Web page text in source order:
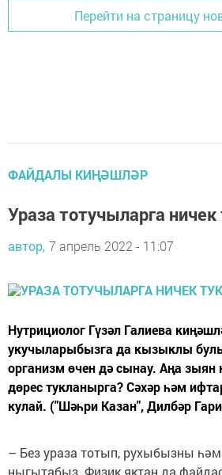
Перейти на страницу
ФАЙДАЛЫ КИҢӘШЛӘР
Ураза тотучыларга
автор, 7 апрель 2022 - 11:07
Нутрициолог Гүзәл Галиева
укучыларыбызга да кызыклы
организм өчен дә сынау. Аңа зыян
дөрес тукланырга? Сәхәр һәм
кулай. ("Шәһри Казан", Дилбәр
– Без ураза тотып, рухыбызны
ныгытабыз. Физик яктан да